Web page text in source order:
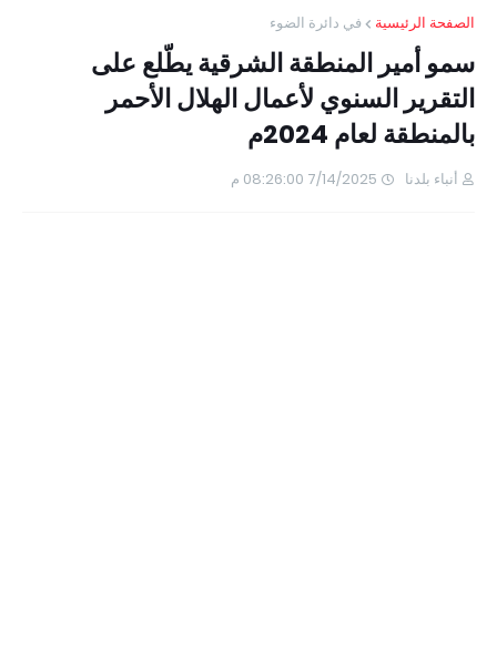
الصفحة الرئيسية في دائرة الضوء
سمو أمير المنطقة الشرقية يطّلع على
التقرير السنوي لأعمال الهلال الأحمر
بالمنطقة لعام 2024م
أنباء بلدنا 7/14/2025 08:26:00 م